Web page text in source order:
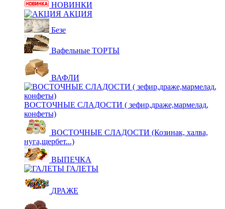
НОВИНКИ
АКЦИЯ
Безе
Вафельные ТОРТЫ
ВАФЛИ
ВОСТОЧНЫЕ СЛАДОСТИ ( зефир,драже,мармелад,
конфеты)
ВОСТОЧНЫЕ СЛАДОСТИ (Козинак, халва,
нуга,щербет...)
ВЫПЕЧКА
ГАЛЕТЫ
ДРАЖЕ